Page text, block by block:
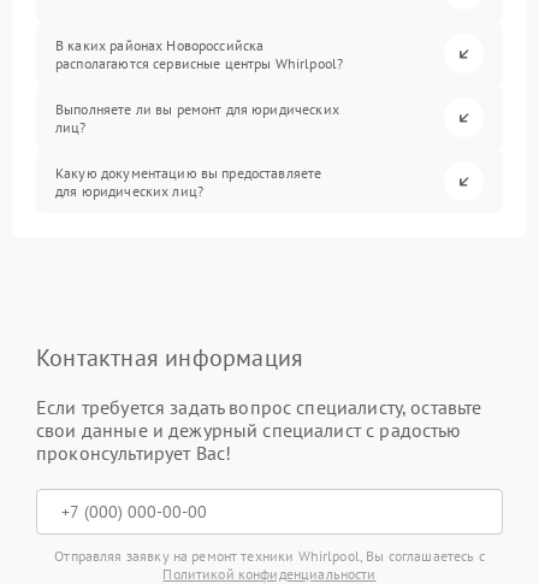
В каких районах Новороссийска
располагаются сервисные центры Whirlpool?
Выполняете ли вы ремонт для юридических
лиц?
Какую документацию вы предоставляете
для юридических лиц?
Контактная информация
Если требуется задать вопрос специалисту, оставьте
свои данные и дежурный специалист с радостью
проконсультирует Вас!
Отправляя заявку на ремонт техники Whirlpool, Вы соглашаетесь с
Политикой конфиденциальности